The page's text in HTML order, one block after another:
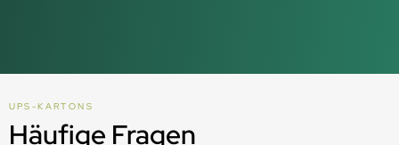
UPS-KARTONS
Häufige Fragen